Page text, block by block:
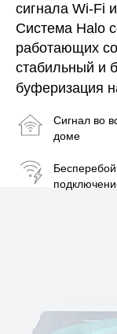
сигнала Wi-Fi
Система Halo
работающих
стабильный и
буферизация
Сигнал во
доме